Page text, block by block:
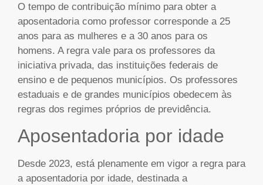
O tempo de contribuição mínimo para obter a
aposentadoria como professor corresponde a 25
anos para as mulheres e a 30 anos para os
homens. A regra vale para os professores da
iniciativa privada, das instituições federais de
ensino e de pequenos municípios. Os professores
estaduais e de grandes municípios obedecem às
regras dos regimes próprios de previdência.
Aposentadoria por idade
Desde 2023, está plenamente em vigor a regra para
a aposentadoria por idade, destinada a